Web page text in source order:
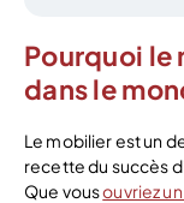
Pourquoi le
dans le
Le mobilier est un
recette du succès
Que vousouvriez